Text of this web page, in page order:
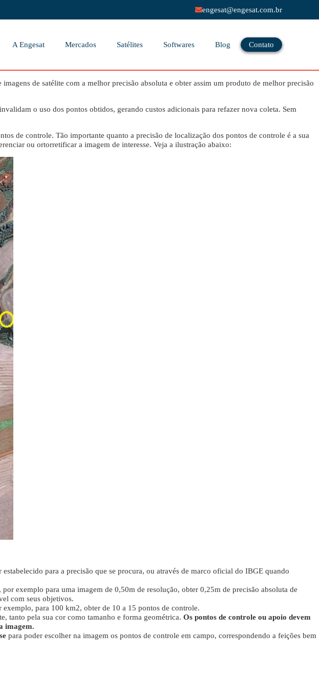
engesat@engesat.com.br
A Engesat Mercados Satélites Softwares Blog Contato
de satélite com a melhor precisão absoluta e obter assim um produto de melhor precisão
o uso dos pontos obtidos, gerando custos adicionais para refazer nova coleta. Sem
de controle. Tão importante quanto a precisão de localização dos pontos de controle é a sua
ou ortorretificar a imagem de interesse. Veja a ilustração abaixo:
para a precisão que se procura, ou através de marco oficial do IBGE quando
exemplo para uma imagem de 0,50m de resolução, obter 0,25m de precisão absoluta de
com seus objetivos.
para 100 km2, obter de 10 a 15 pontos de controle.
tanto pela sua cor como tamanho e forma geométrica. Os pontos de controle ou apoio devem
imagem.
para poder escolher na imagem os pontos de controle em campo, correspondendo a feições bem